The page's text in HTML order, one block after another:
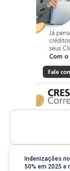
Indenizações
50% em 2025 e